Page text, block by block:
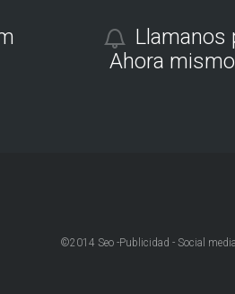
Ahora
©2014 Seo -Publicidad - Social